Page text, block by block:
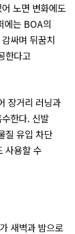
노면 변화에도
에는 BOA의
싸며 뒤꿈치
한다고
장거리 러닝과
한다. 신발
질 유입 차단
사용할 수
새벽과 밤으로